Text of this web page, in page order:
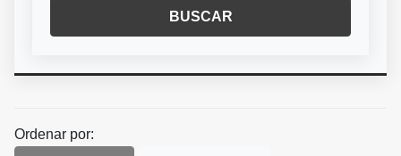
BUSCAR
Ordenar por: